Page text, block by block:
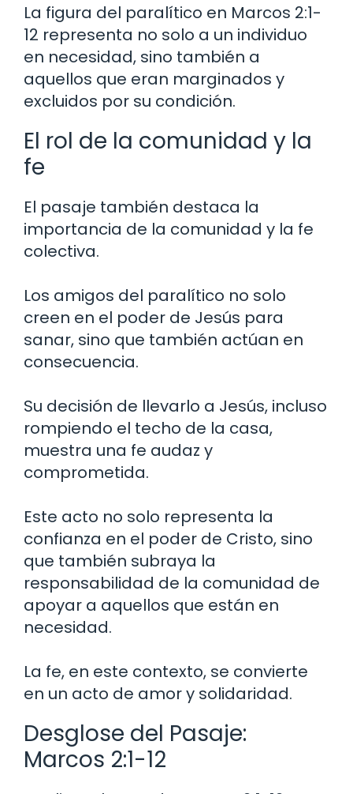
La figura del paralítico en Marcos 2:1-
12 representa no solo a un individuo
en necesidad, sino también a
aquellos que eran marginados y
excluidos por su condición.
El rol de la comunidad y la
fe
El pasaje también destaca la
importancia de la comunidad y la fe
colectiva.
Los amigos del paralítico no solo
creen en el poder de Jesús para
sanar, sino que también actúan en
consecuencia.
Su decisión de llevarlo a Jesús, incluso
rompiendo el techo de la casa,
muestra una fe audaz y
comprometida.
Este acto no solo representa la
confianza en el poder de Cristo, sino
que también subraya la
responsabilidad de la comunidad de
apoyar a aquellos que están en
necesidad.
La fe, en este contexto, se convierte
en un acto de amor y solidaridad.
Desglose del Pasaje:
Marcos 2:1-12